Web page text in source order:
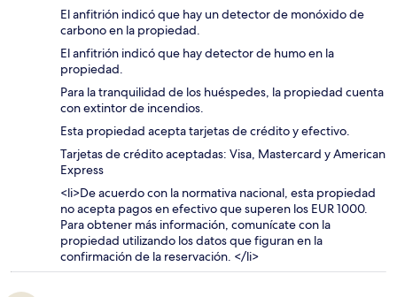
El anfitrión indicó que hay un detector de monóxido de
carbono en la propiedad.
El anfitrión indicó que hay detector de humo en la
propiedad.
Para la tranquilidad de los huéspedes, la propiedad cuenta
con extintor de incendios.
Esta propiedad acepta tarjetas de crédito y efectivo.
Tarjetas de crédito aceptadas: Visa, Mastercard y American
Express
<li>De acuerdo con la normativa nacional, esta propiedad
no acepta pagos en efectivo que superen los EUR 1000.
Para obtener más información, comunícate con la
propiedad utilizando los datos que figuran en la
confirmación de la reservación. </li>